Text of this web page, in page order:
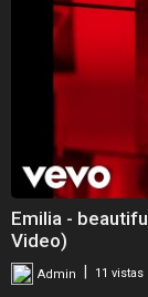
Emilia -
Video)
Admin 11 vistas